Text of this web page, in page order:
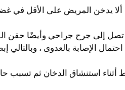
إلى جرح جراحي وأيضًا حقن
استنشاق الدخان ثم تسبب